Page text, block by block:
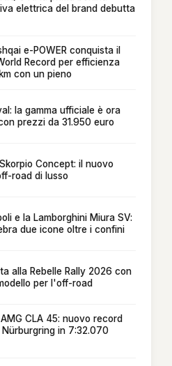
elettrica del brand debutta
e-POWER conquista il
Record per efficienza
con un pieno
la gamma ufficiale è ora
prezzi da 31.950 euro
Concept: il nuovo
road di lusso
e la Lamborghini Miura SV:
due icone oltre i confini
alla Rebelle Rally 2026 con
per l'off-road
CLA 45: nuovo record
in 7:32.070